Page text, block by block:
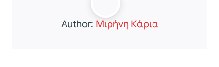
Author: Μιρήνη Κάρια